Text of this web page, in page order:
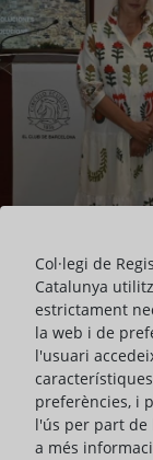
El Deganat dels
Círculo Ecuestre
Trobades en Clau
títol “L’habitatge
objectiu donar
Parlament, perquè
Col·legi de
Catalunya
estrictament
la web i de
l'usuari
preferències, i
l'ús per part de
a més